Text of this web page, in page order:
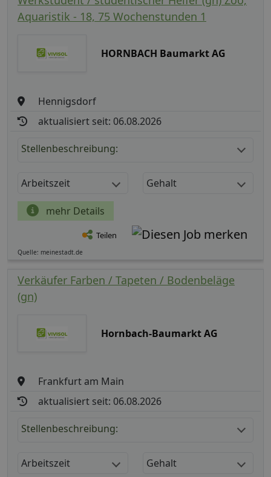
Aquaristik - 18, 75 Wochenstunden 1
HORNBACH Baumarkt AG
Hennigsdorf
aktualisiert seit: 06.08.2026
Stellenbeschreibung:
Arbeitszeit Gehalt
mehr Details
Teilen
Quelle: meinestadt.de
Verkäufer Farben / Tapeten / Bodenbeläge
(gn)
Hornbach-Baumarkt AG
Frankfurt am Main
aktualisiert seit: 06.08.2026
Stellenbeschreibung:
Arbeitszeit Gehalt